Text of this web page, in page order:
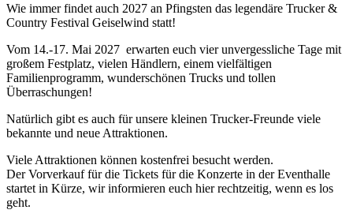
Wie immer findet auch 2027 an Pfingsten das legendäre Trucker &
Country Festival Geiselwind statt!
Vom 14.-17. Mai 2027 erwarten euch vier unvergessliche Tage mit
großem Festplatz, vielen Händlern, einem vielfältigen
Familienprogramm, wunderschönen Trucks und tollen
Überraschungen!
Natürlich gibt es auch für unsere kleinen Trucker-Freunde viele
bekannte und neue Attraktionen.
Viele Attraktionen können kostenfrei besucht werden.
Der Vorverkauf für die Tickets für die Konzerte in der Eventhalle
startet in Kürze, wir informieren euch hier rechtzeitig, wenn es los
geht.